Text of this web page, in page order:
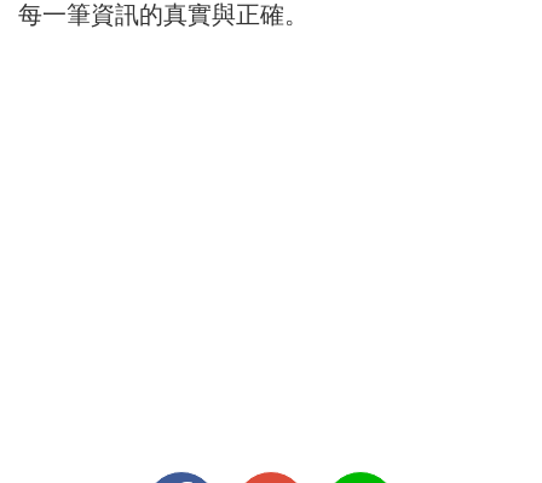
每一筆資訊的真實與正確。